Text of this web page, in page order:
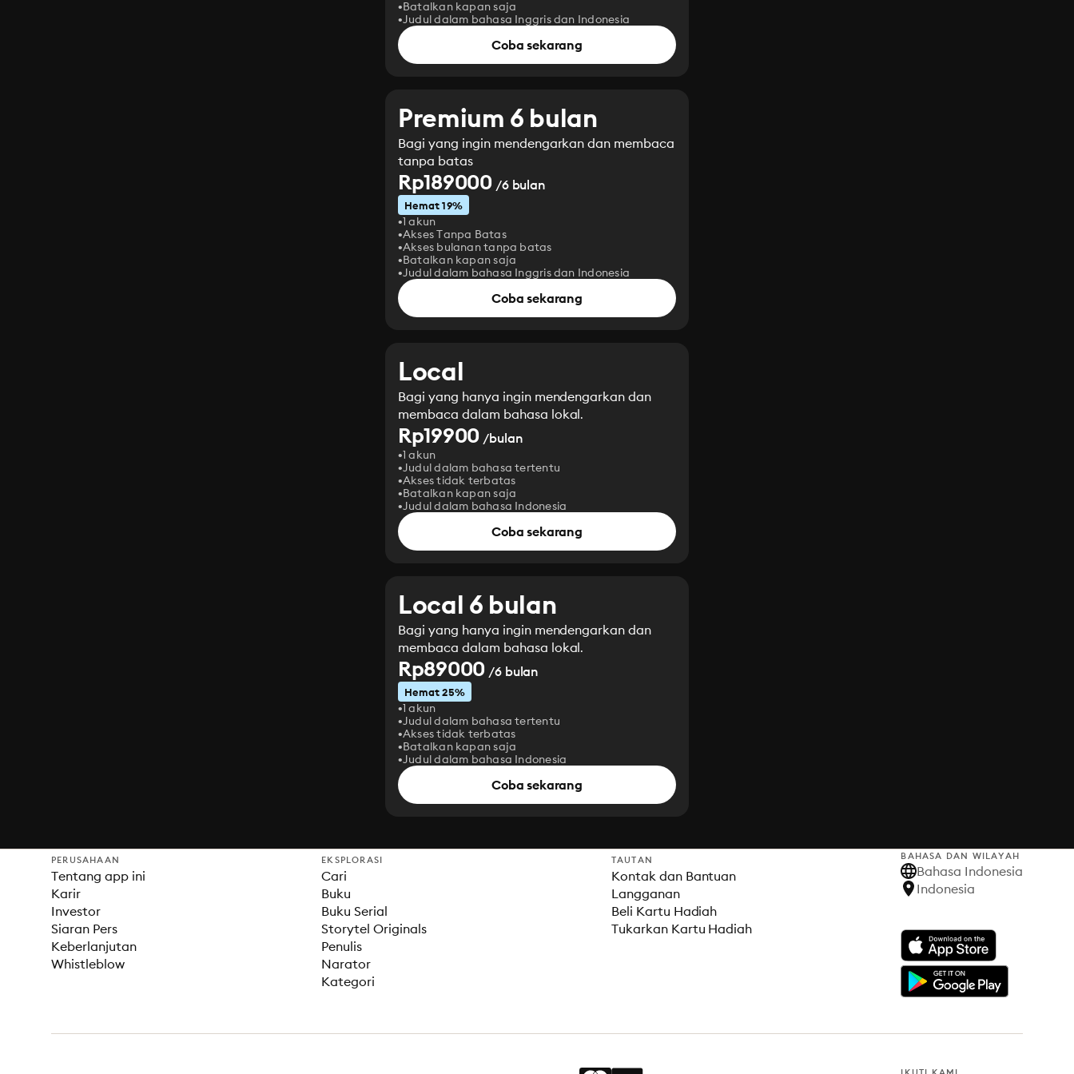
Batalkan kapan saja
Judul dalam bahasa Inggris dan Indonesia
Coba sekarang
Premium 6 bulan
Bagi yang ingin mendengarkan dan membaca
tanpa batas
Rp189000 /6 bulan
Hemat 19%
1 akun
Akses Tanpa Batas
Akses bulanan tanpa batas
Batalkan kapan saja
Judul dalam bahasa Inggris dan Indonesia
Coba sekarang
Local
Bagi yang hanya ingin mendengarkan dan
membaca dalam bahasa lokal.
Rp19900 /bulan
1 akun
Judul dalam bahasa tertentu
Akses tidak terbatas
Batalkan kapan saja
Judul dalam bahasa Indonesia
Coba sekarang
Local 6 bulan
Bagi yang hanya ingin mendengarkan dan
membaca dalam bahasa lokal.
Rp89000 /6 bulan
Hemat 25%
1 akun
Judul dalam bahasa tertentu
Akses tidak terbatas
Batalkan kapan saja
Judul dalam bahasa Indonesia
Coba sekarang
PERUSAHAAN
Tentang app ini
Karir
Investor
Siaran Pers
Keberlanjutan
Whistleblow
EKSPLORASI
Cari
Buku
Buku Serial
Storytel Originals
Penulis
Narator
Kategori
TAUTAN
Kontak dan Bantuan
Langganan
Beli Kartu Hadiah
Tukarkan Kartu Hadiah
BAHASA DAN WILAYAH
Bahasa Indonesia
Indonesia